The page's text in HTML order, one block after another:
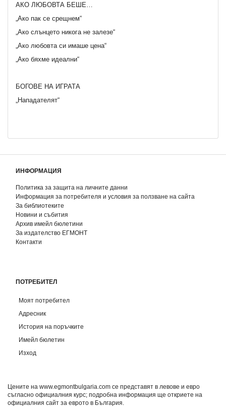
АКО ЛЮБОВТА БЕШЕ…
„Ако пак се срещнем“
„Ако слънцето никога не залезе“
„Ако любовта си имаше цена“
„Ако бяхме идеални“
БОГОВЕ НА ИГРАТА
„Нападателят“
ИНФОРМАЦИЯ
Политика за защита на личните данни
Информация за потребителя и условия за ползване на сайта
За библиотеките
Новини и събития
Архив имейл бюлетини
За издателство ЕГМОНТ
Контакти
ПОТРЕБИТЕЛ
Моят потребител
Адресник
История на поръчките
Имейл бюлетин
Изход
Цените на www.egmontbulgaria.com се представят в левове и евро
съгласно официалния курс; подробна информация ще откриете на
официалния сайт за еврото в България